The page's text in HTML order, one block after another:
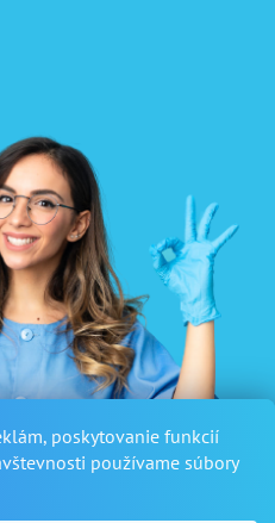
poskytovanie funkcií
používame súbory